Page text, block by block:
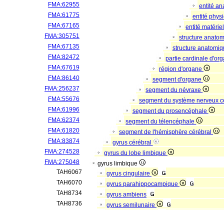
FMA:62955
entité
FMA:61775
entité
FMA:67165
entité
FMA:305751
structure
FMA:67135
structure
FMA:82472
partie cardinale
FMA:67619
région d'organe
FMA:86140
segment d'organe
FMA:256237
segment du névraxe
FMA:55676
segment du système nerveux
FMA:61996
segment du prosencéphale
FMA:62374
segment du télencéphale
FMA:61820
segment de l'hémisphère cérébral
FMA:83874
gyrus cérébral
FMA:274528
gyrus du lobe limbique
FMA:275048
gyrus limbique
TAH6067
gyrus cingulaire
TAH6070
gyrus parahippocampique
TAH8734
gyrus ambiens
TAH8736
gyrus semilunaire